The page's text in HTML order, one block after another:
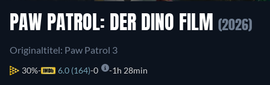
PAW PATROL: DER DINO FILM (2026)
Originaltitel: Paw Patrol 3
30% 6.0 (164) 0 1h 28min